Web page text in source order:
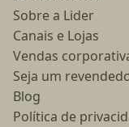
Sobre a Lider
Canais e Lojas
Vendas
Seja um
Blog
Política de